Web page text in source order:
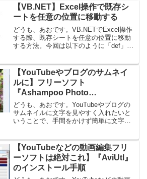
ういう時は、「そうだ、自動化しよ
う！」とい...
【VB.NET】Excel操作で既存シ
ートを任意の位置に移動する
どうも、あおです。VB.NETでExcel操作
する際、既存シートを任意の位置に移動
する方法。今回は以下のように「def」シ
Form1 Private ...
【YouTubeやブログのサムネイ
ルに】フリーソフト
『Ashampoo Photo
Commander』で簡単に文字に縁
取り作成 – インストール編 –
どうも、あおです。YouTubeやブログの
サムネイルに文字を見やすく入れたいと
いうことで、手間をかけず簡単に文字に
に縁取り設定をセットしておけば、...
【YouTubeなどの動画編集フリ
ーソフトは絶対これ】『AviUtl』
のインストール手順